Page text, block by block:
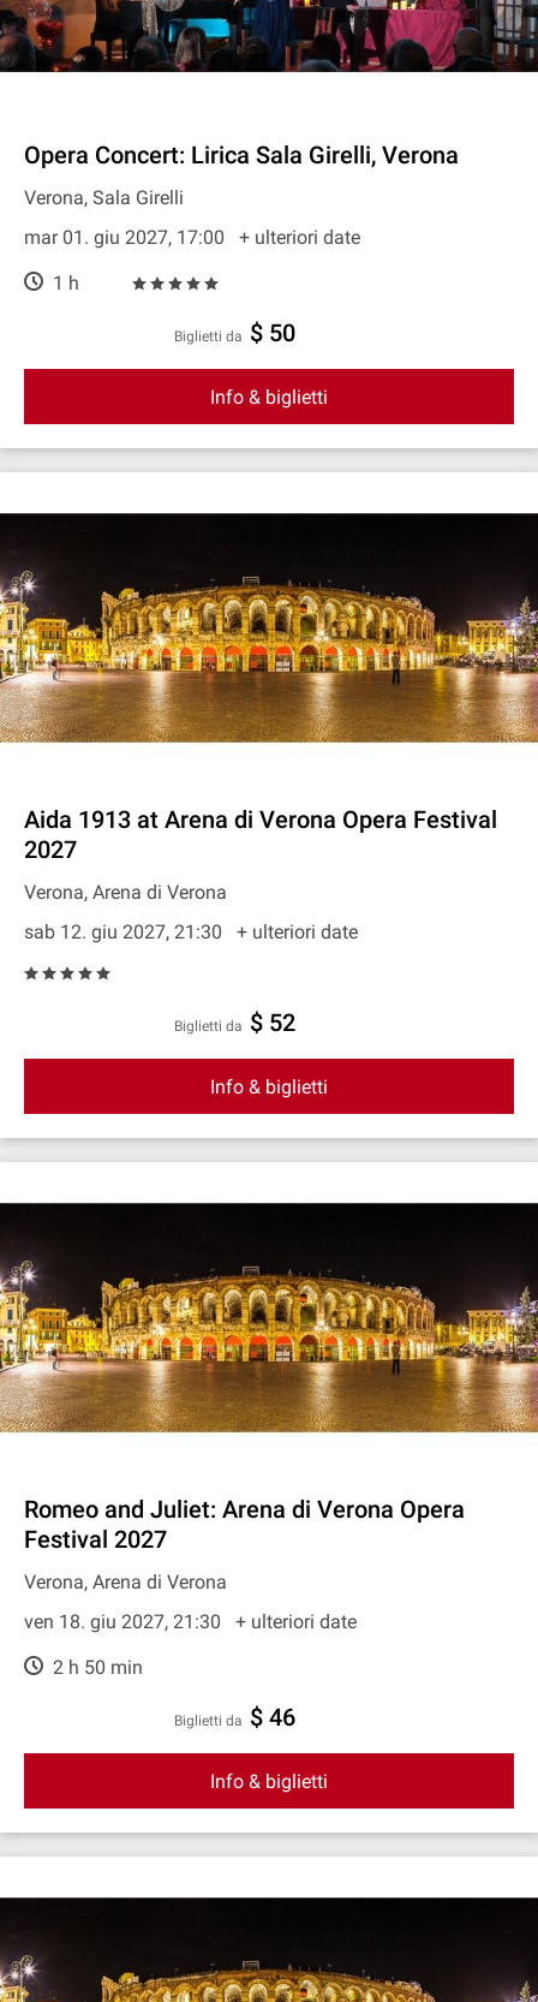
Opera Concert: Lirica Sala Girelli, Verona
Verona, Sala Girelli
mar 01. giu 2027, 17:00
+ ulteriori date
1 h
Biglietti da $ 50
Info & biglietti
Aida 1913 at Arena di Verona Opera Festival
2027
Verona, Arena di Verona
sab 12. giu 2027, 21:30
+ ulteriori date
Biglietti da $ 52
Info & biglietti
Romeo and Juliet: Arena di Verona Opera
Festival 2027
Verona, Arena di Verona
ven 18. giu 2027, 21:30
+ ulteriori date
2 h 50 min
Biglietti da $ 46
Info & biglietti